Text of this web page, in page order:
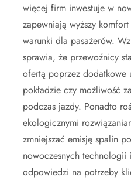
więcej firm inwestuje w
zapewniają wyższy
warunki dla pasażerów.
sprawia, że przewoźnicy
ofertą poprzez dodatkowe
pokładzie czy możliwość
podczas jazdy. Ponadto
ekologicznymi
zmniejszać emisję spalin
nowoczesnych
odpowiedzi na potrzeby